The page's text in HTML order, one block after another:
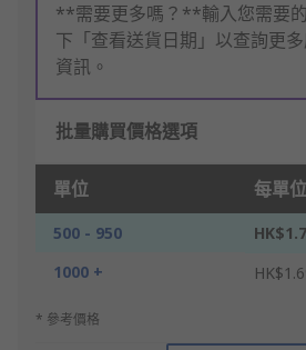
**需要更多嗎？**輸入您需要
下「查看送貨日期」以查詢更
資訊。
批量購買價格選項
單位 每單位
500 - 950
1000 +
* 參考價格